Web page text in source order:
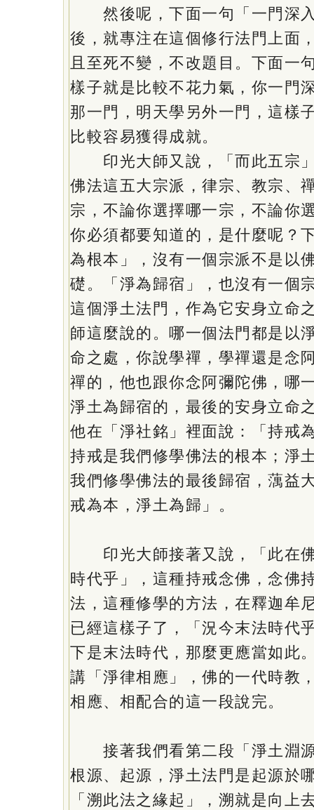
然後呢，下面一句「一門深
後，就專注在這個修行法門上面
且至死不變，不改題目。下面一
樣子就是比較不花力氣，你一門
那一門，明天學另外一門，這樣
比較容易獲得成就。
印光大師又說，「而此五宗
佛法這五大宗派，律宗、教宗、
宗，不論你選擇哪一宗，不論你
你必須都要知道的，是什麼呢？
為根本」，沒有一個宗派不是以
礎。「淨為歸宿」，也沒有一個
這個淨土法門，作為它安身立命
師這麼說的。哪一個法門都是以
命之處，你說學禪，學禪還是念
禪的，他也跟你念阿彌陀佛，哪
淨土為歸宿的，最後的安身立命
他在「淨社銘」裡面說：「持戒
持戒是我們修學佛法的根本；淨
我們修學佛法的最後歸宿，蕅益
戒為本，淨土為歸」。
印光大師接著又說，「此在
時代乎」，這種持戒念佛，念佛
法，這種修學的方法，在釋迦牟
已經這樣子了，「況今末法時代
下是末法時代，那麼更應當如此
講「淨律相應」，佛的一代時教
相應、相配合的這一段說完。
接著我們看第二段「淨土淵
根源、起源，淨土法門是起源於
「溯此法之緣起」，溯就是向上